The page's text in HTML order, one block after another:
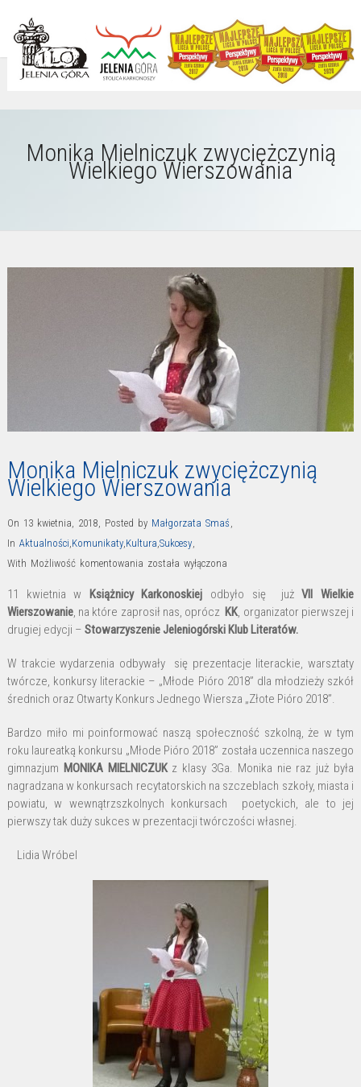
Monika Mielniczuk zwyciężczynią
Wielkiego Wierszowania
Monika Mielniczuk zwyciężczynią
Wielkiego Wierszowania
On 13 kwietnia, 2018 Posted by Małgorzata Smaś
In Aktualności Komunikaty, Kultura Sukcesy
With Możliwość komentowania Monika
zwyciężczynią
Wielkiego
została wyłączona
11 kwietnia w Książnicy Karkonoskiej odbyło się jużVII Wielkie
Wierszowanie, na które zaprosił nas, oprócz KK, organizator pierwszej i
drugiej edycji – Stowarzyszenie Jeleniogórski Klub Literatów.
W trakcie wydarzenia odbywały się prezentacje literackie, warsztaty
twórcze, konkursy literackie – „Młode Pióro 2018” dla młodzieży szkół
średnich oraz Otwarty Konkurs Jednego Wiersza „Złote Pióro 2018”.
Bardzo miło mi poinformować naszą społeczność szkolną, że w tym
roku laureatką konkursu „Młode Pióro 2018” została uczennica naszego
gimnazjum MONIKA MIELNICZUK z klasy 3Ga. Monika nie raz już była
nagradzana w konkursach recytatorskich na szczeblach szkoły, miasta i
powiatu, w wewnątrzszkolnych konkursach poetyckich, ale to jej
pierwszy tak duży sukces w prezentacji twórczości własnej.
Lidia Wróbel